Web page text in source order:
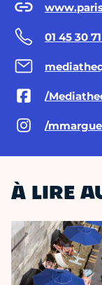
01 45 30
/
/
À LIRE